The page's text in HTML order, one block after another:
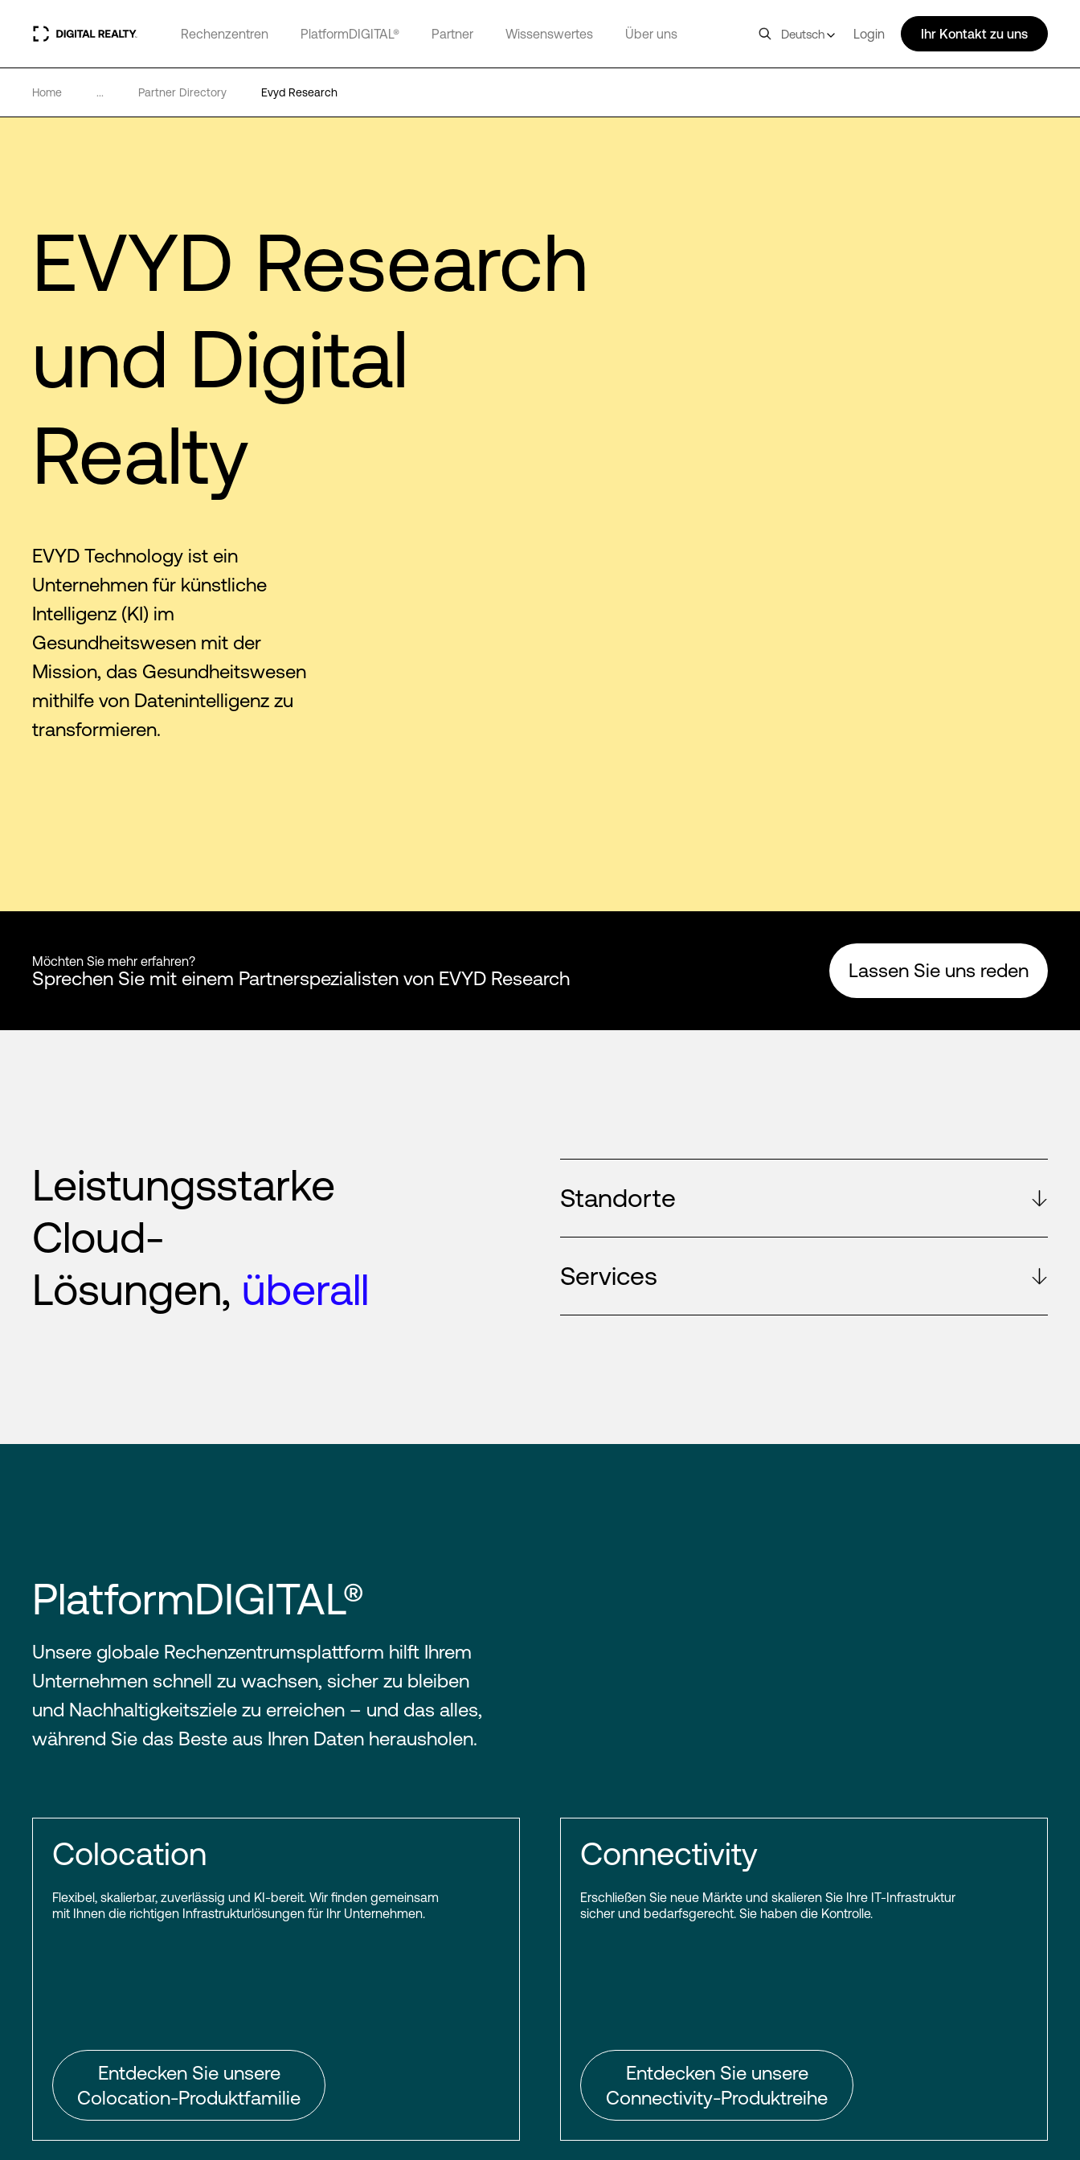
Rechenzentren PlatformDIGITAL® Partner Wissenswertes Über uns Deutsch Login Ihr Kontakt zu uns
Home ... Partner Directory Evyd Research
EVYD Research
und Digital
Realty
EVYD Technology ist ein
Unternehmen für künstliche
Intelligenz (KI) im
Gesundheitswesen mit der
Mission, das Gesundheitswesen
mithilfe von Datenintelligenz zu
transformieren.
Möchten Sie mehr erfahren?
Sprechen Sie mit einem Partnerspezialisten von EVYD Research Lassen Sie uns reden
Leistungsstarke
Cloud-
Lösungen, überall
Standorte
Services
PlatformDIGITAL®
Unsere globale Rechenzentrumsplattform hilft Ihrem
Unternehmen schnell zu wachsen, sicher zu bleiben
und Nachhaltigkeitsziele zu erreichen – und das alles,
während Sie das Beste aus Ihren Daten herausholen.
Colocation
Flexibel, skalierbar, zuverlässig und KI-bereit. Wir finden gemeinsam
mit Ihnen die richtigen Infrastrukturlösungen für Ihr Unternehmen.
Entdecken Sie unsere
Colocation-Produktfamilie
Connectivity
Erschließen Sie neue Märkte und skalieren Sie Ihre IT-Infrastruktur
sicher und bedarfsgerecht. Sie haben die Kontrolle.
Entdecken Sie unsere
Connectivity-Produktreihe